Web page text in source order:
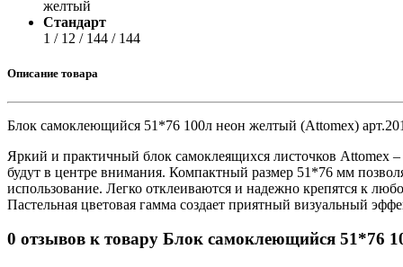
желтый
Стандарт
1 / 12 / 144 / 144
Описание товара
Блок самоклеющийся 51*76 100л неон желтый (Attomex)
Яркий и практичный блок самоклеящихся листочков Attomex
будут в центре внимания. Компактный размер 51*76 мм
использование. Легко отклеиваются и надежно крепятся к
Пастельная цветовая гамма создает приятный визуальный
0 отзывов к товару Блок самоклеющийся 51*76